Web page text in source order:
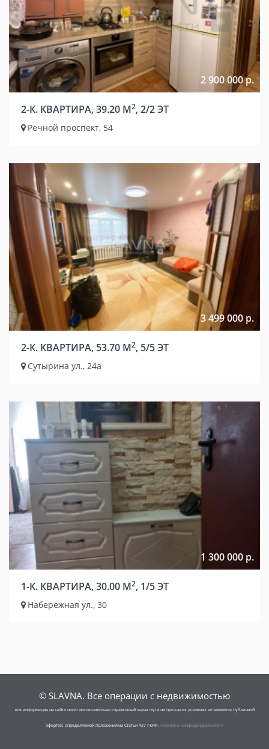
2 900 000 р.
2-К. КВАРТИРА, 39.20 М2, 2/2 ЭТ
Речной проспект, 54
3 499 000 р.
2-К. КВАРТИРА, 53.70 М2, 5/5 ЭТ
Сутырина ул., 24а
1 300 000 р.
1-К. КВАРТИРА, 30.00 М2, 1/5 ЭТ
Набережная ул., 30
© SLAVNA. Все операции с недвижимостью
вся информация на сайте носит исключительно справочный характер и ни при каких условиях не является публичной
офертой, определяемой положениями Статьи 437 ГКРФ. Политика конфиденциальности